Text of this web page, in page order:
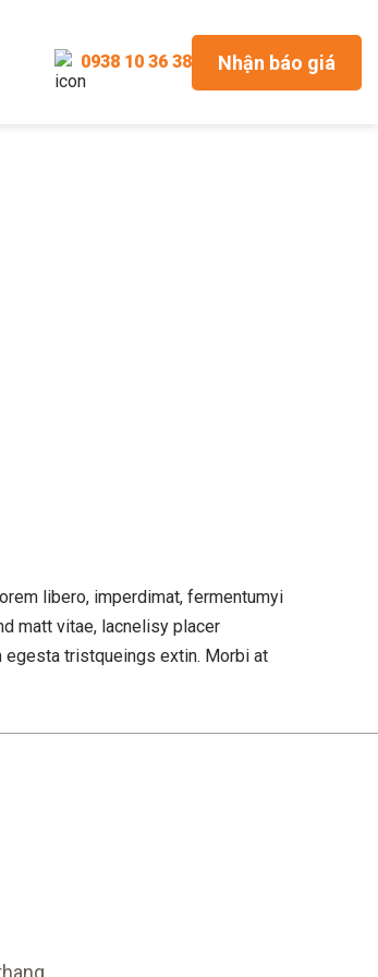
0938 10 36 38 Nhận báo giá
libero, imperdimat, fermentumyi
matt vitae, lacnelisy placer
egesta tristqueings extin. Morbi at